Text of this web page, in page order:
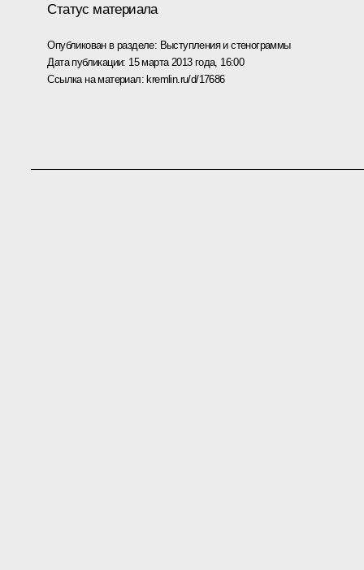
Статус материала
Опубликован в разделе: Выступления и стенограммы
Дата публикации: 15 марта 2013 года, 16:00
Ссылка на материал:kremlin.ru/d/17686